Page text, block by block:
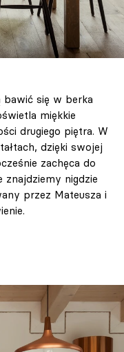
bawić się w berka
miękkie
drugiego piętra. W
dzięki swojej
zachęca do
znajdziemy nigdzie
przez Mateusza i